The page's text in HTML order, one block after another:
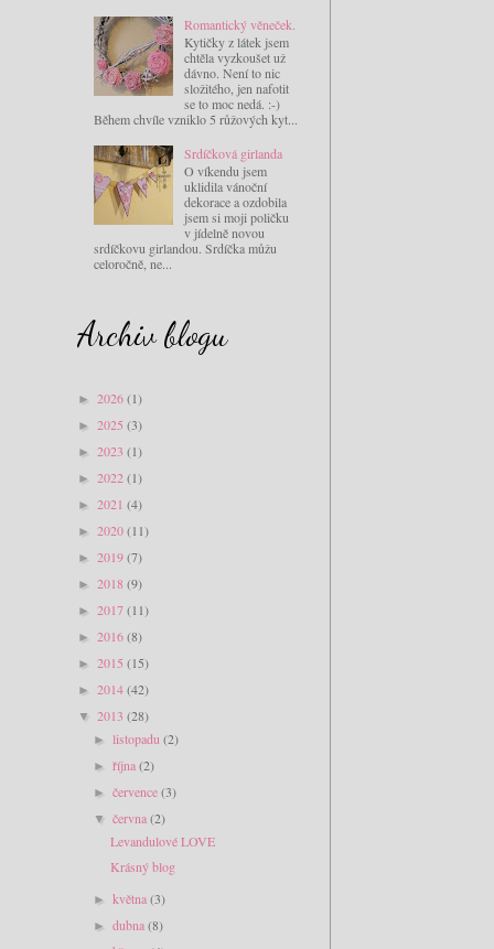
Romantický věneček.
Kytičky z látek jsem
chtěla vyzkoušet už
dávno. Není to nic
složitého, jen nafotit
se to moc nedá. :-)
Během chvíle vzniklo 5 růžových kyt...
Srdíčková girlanda
O víkendu jsem
uklidila vánoční
dekorace a ozdobila
jsem si moji poličku
v jídelně novou
srdíčkovu girlandou. Srdíčka můžu
celoročně, ne...
Archiv blogu
► 2026(1)
► 2025 (3)
► 2023 (1)
► 2022(1)
► 2021 (4)
► 2020(11)
► 2019(7)
► 2018 (9)
► 2017(11)
► 2016(8)
► 2015 (15)
► 2014(42)
▼ 2013 (28)
►listopadu(2)
►října(2)
►července(3)
▼června(2)
Levandulové LOVE
Krásný blog
►května(3)
►dubna(8)